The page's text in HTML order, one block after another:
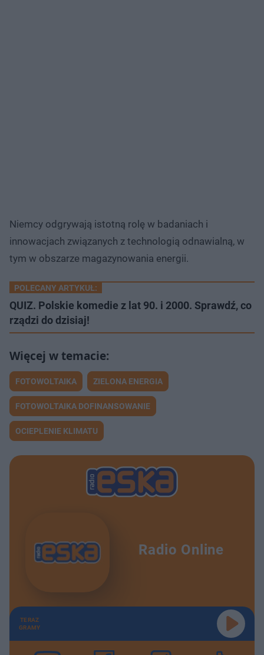
Niemcy odgrywają istotną rolę w badaniach i
innowacjach związanych z technologią odnawialną, w
tym w obszarze magazynowania energii.
POLECANY ARTYKUŁ:
QUIZ. Polskie komedie z lat 90. i 2000. Sprawdź, co
rządzi do dzisiaj!
FOTOWOLTAIKA ZIELONA ENERGIA
FOTOWOLTAIKA DOFINANSOWANIE
OCIEPLENIE KLIMATU
Radio Online
TERAZ
GRAMY